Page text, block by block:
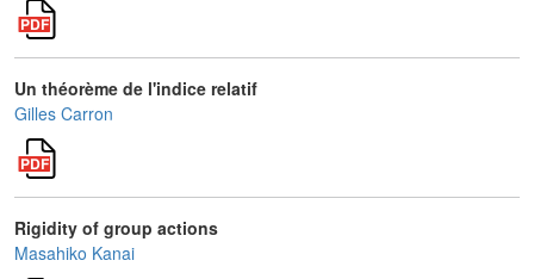
Un théorème de l'indice relatif
Gilles Carron
Rigidity of group actions
Masahiko Kanai